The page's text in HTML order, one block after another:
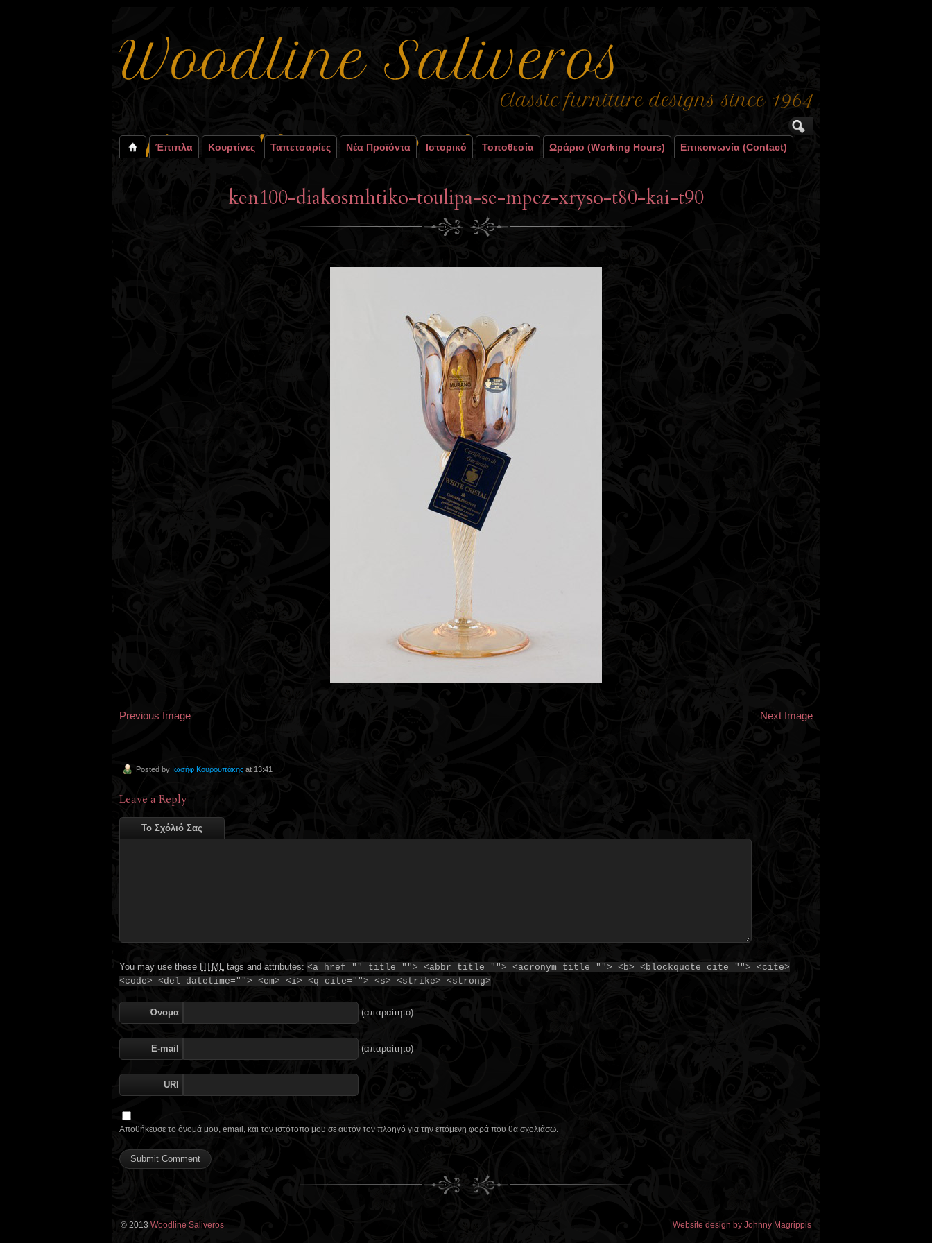
Έπιπλα Κουρτίνες Ταπετσαρίες Νέα Προϊόντα Ιστορικό Τοποθεσία Ωράριο (working Hours) Επικοινωνία (contact)
ken100-diakosmhtiko-toulipa-se-mpez-xryso-t80-kai-t90
Previous Image Next Image
Posted by Ιωσήφ Κουρουπάκης at 13:41
Leave a Reply
Το Σχόλιό Σας
You may use these HTML tags and attributes: <a href="" title=""> <abbr title=""> <acronym title=""> <b> <blockquote cite=""> <cite>
<code> <del datetime=""> <em> <i> <q cite=""> <s> <strike> <strong>
Όνομα (απαραίτητο)
E-mail (απαραίτητο)
URI
Αποθήκευσε το όνομά μου, email, και τον ιστότοπο μου σε αυτόν τον πλοηγό για την επόμενη φορά που θα σχολιάσω.
© 2013 Woodline Saliveros Website design by Johnny Magrippis